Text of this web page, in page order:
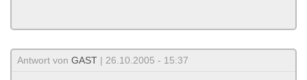
Antwort von GAST | 26.10.2005 - 15:37